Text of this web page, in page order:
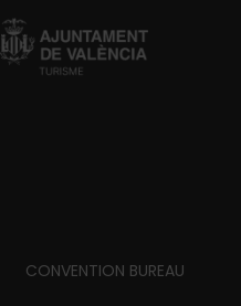
CONVENTION BUREAU